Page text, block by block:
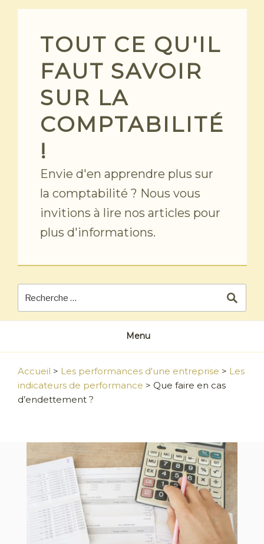
Skip
TOUT CE QU'IL
FAUT SAVOIR
SUR LA
COMPTABILITÉ
!
Envie d'en apprendre plus sur
la comptabilité ? Nous vous
invitions à lire nos articles pour
plus d'informations.
Menu
Accueil > Les performances d'une entreprise > Les
indicateurs de performance > Que faire en cas
d’endettement ?